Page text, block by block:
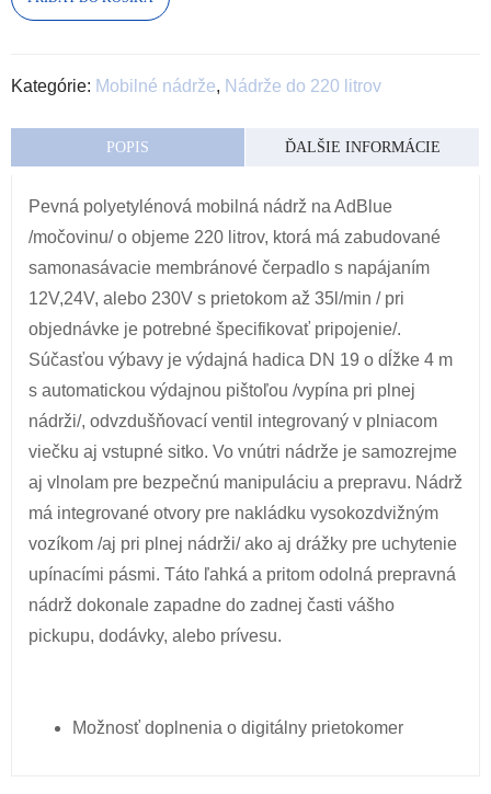
Kategórie: Mobilné nádrže, Nádrže do 220 litrov
POPIS ĎALŠIE INFORMÁCIE
Pevná polyetylénová mobilná nádrž na AdBlue
/močovinu/ o objeme 220 litrov, ktorá má zabudované
samonasávacie membránové čerpadlo s napájaním
12V,24V, alebo 230V s prietokom až 35l/min / pri
objednávke je potrebné špecifikovať pripojenie/.
Súčasťou výbavy je výdajná hadica DN 19 o dĺžke 4 m
s automatickou výdajnou pištoľou /vypína pri plnej
nádrži/, odvzdušňovací ventil integrovaný v plniacom
viečku aj vstupné sitko. Vo vnútri nádrže je samozrejme
aj vlnolam pre bezpečnú manipuláciu a prepravu. Nádrž
má integrované otvory pre nakládku vysokozdvižným
vozíkom /aj pri plnej nádrži/ ako aj drážky pre uchytenie
upínacími pásmi. Táto ľahká a pritom odolná prepravná
nádrž dokonale zapadne do zadnej časti vášho
pickupu, dodávky, alebo prívesu.
Možnosť doplnenia o digitálny prietokomer